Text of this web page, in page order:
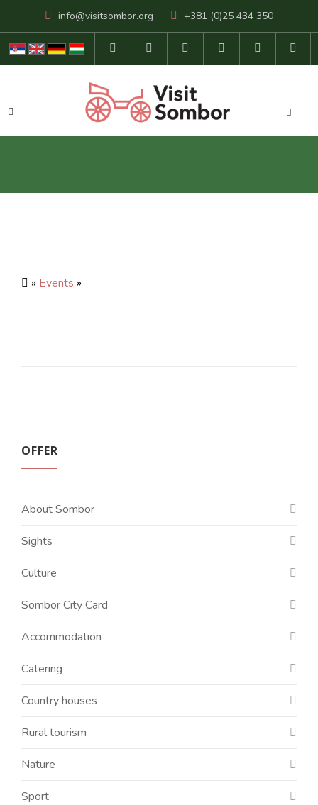
info@visitsombor.org +381 (0)25 434 350
» Events »
OFFER
About Sombor
Sights
Culture
Sombor City Card
Accommodation
Catering
Country houses
Rural tourism
Nature
Sport